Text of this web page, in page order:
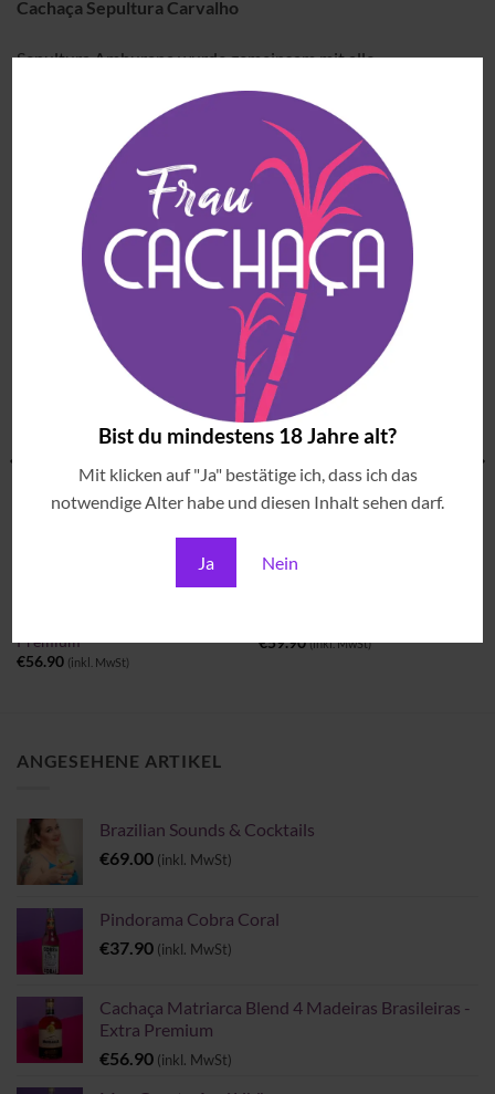
Bist du mindestens 18 Jahre alt?
Mit klicken auf "Ja" bestätige ich, dass ich das
notwendige Alter habe und diesen Inhalt sehen darf.
Ja Nein
Cachaça Sepultura Carvalho
Sepultura Amburana wurde gemeinsam mit alle
Bandmitglieder und die Brennerei Batista konzipiert. Dieser
Cachaça reift 18 Monate in Amburana Fässern. Amburana
Fässern verleihen Noten von Bratapfel, Zimt, Nelken und
Vogelbeeren zum Destillat.
ÄHNLICHE PRODUKTE
Premium
€56.90 (inkl. MwSt)
NEU
€59.90 (inkl. MwSt)
ANGESEHENE ARTIKEL
Brazilian Sounds & Cocktails
€69.00 (inkl. MwSt)
Pindorama Cobra Coral
€37.90 (inkl. MwSt)
Cachaça Matriarca Blend 4 Madeiras Brasileiras -
Extra Premium
€56.90 (inkl. MwSt)